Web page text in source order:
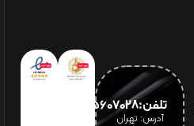
تلفن:65607028(021)
آدرس: تهران